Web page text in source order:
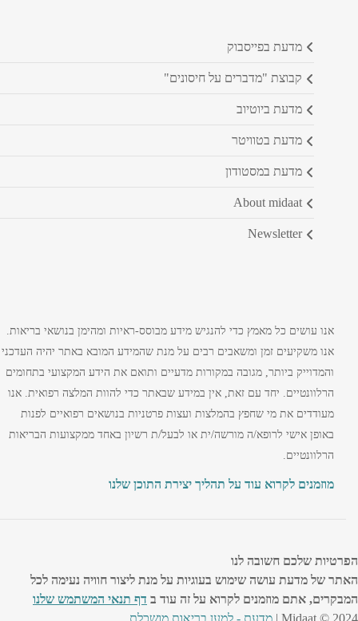
מדעת בפייסבוק
קבוצת "מדברים על חיסונים"
מדעת ביוטיוב
מדעת בטוויטר
מדעת במסטודון
about midaat
newsletter
אנו עושים כל מאמץ כדי להנגיש מידע מבוסס-ראיות ומהימן בנושאי בריאות.
אנו משקיעים זמן ומשאבים רבים על מנת שהמידע המובא באתר יהיה העדכני
והמדוייק ביותר, מגובה במקורות מדעיים ותואם את הידע המקצועי בתחומים
הרלוונטיים. יחד עם זאת, אין במידע שבאתר כדי להוות המלצה רפואית. אנו
מעודדים את מי שחפץ בהמלצות ועצות פרטניות בנושאים רפואיים לפנות
באופן אישי לרופא/ה מורשה/ית או לבעל/ת רשיון באחד ממקצועות הבריאות
הרלוונטיים.
מוזמנים לקרוא עוד על תהליך יצירת התוכן שלנו
הפרטיות שלכם חשובה לנו
האתר של מדעת עושה שימוש בעוגיות על מנת ליצור חוויה נעימה לכל
המבקרים, אתם מוזמנים לקרוא על זה עוד ב דף תנאי המשתמש שלנו
Midaat © 2024 |
מדעת - למען בריאות מושכלת